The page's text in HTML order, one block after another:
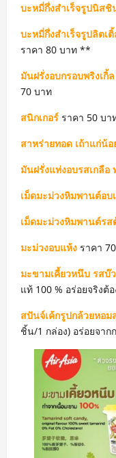
บะหมี่กึ่งสำเร็จรูปนิส
บะหมี่กึ่งสำเร็จรูปลิตเ
ราคา 80 บาท **
มันฝรั่งอบกรอบพริงเ
70 บาท
สนิกเกอร์ ราคา 50 บา
สาหร่ายทอด เถ้าแก่น้อ
มันฝรั่งแท่งอบรสเกลือ
เม็ดมะม่วงหิมพานต์อบ
เม็ดมะม่วงหิมพานต์รส
มะม่วงอบแห้ง ราคา
มะขามเคี้ยวหนึบ รสบ๊
แท้ 100 % อร่อยจริงต้อ
สปันจ์เค้กรูปกล้วยหอ
ชิ้น/1 กล่อง) อร่อยจา